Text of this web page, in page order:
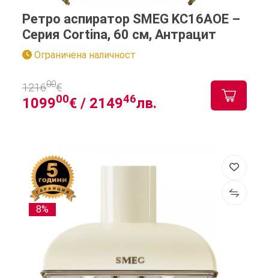
Ретро аспиратор SMEG KC16AOE –
Серия Cortina, 60 см, Антрацит
Ограничена наличност
109900€ / 214946лв.
121600€
8%